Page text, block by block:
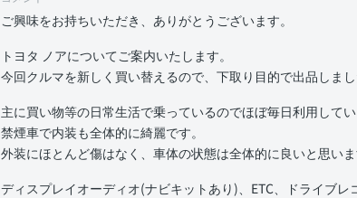
ご興味をお持ちいただき、ありがとうございます。
トヨタ ノアについてご案内いたします。
今回クルマを新しく買い替えるので、下取り目的で出品しまし
主に買い物等の日常生活で乗っているのでほぼ毎日利用して
禁煙車で内装も全体的に綺麗です。
外装にほとんど傷はなく、車体の状態は全体的に良いと思いま
ディスプレイオーディオ(ナビキットあり)、ETC、ドライブレ